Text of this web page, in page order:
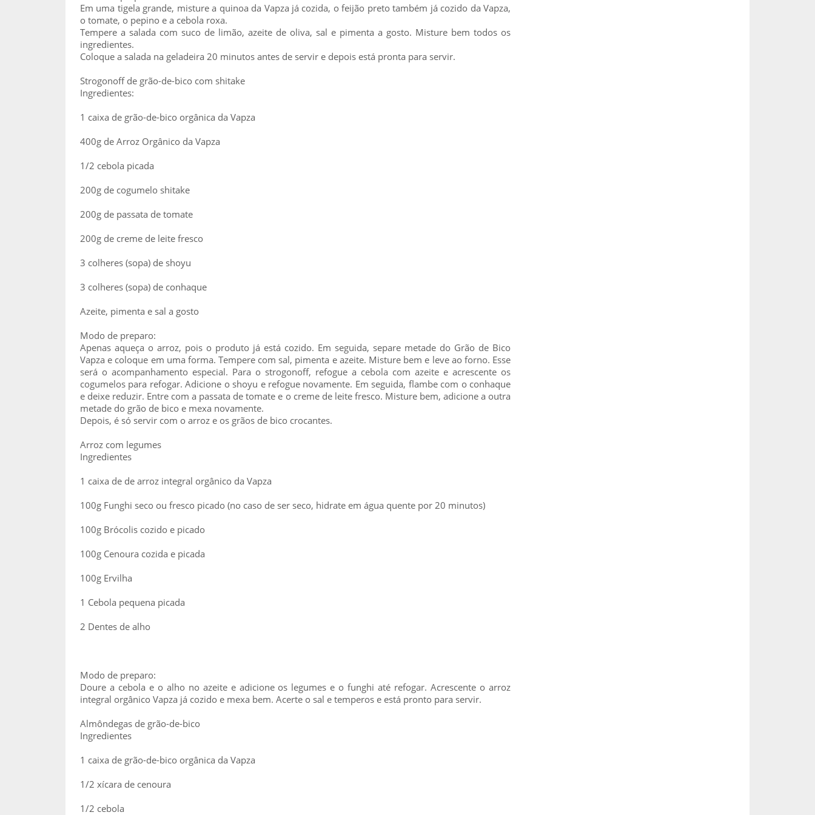
Em uma tigela grande, misture a quinoa da Vapza já cozida, o feijão preto também já cozido da Vapza,
o tomate, o pepino e a cebola roxa.
Tempere a salada com suco de limão, azeite de oliva, sal e pimenta a gosto. Misture bem todos os
ingredientes.
Coloque a salada na geladeira 20 minutos antes de servir e depois está pronta para servir.
Strogonoff de grão-de-bico com shitake
Ingredientes:
1 caixa de grão-de-bico orgânica da Vapza
400g de Arroz Orgânico da Vapza
1/2 cebola picada
200g de cogumelo shitake
200g de passata de tomate
200g de creme de leite fresco
3 colheres (sopa) de shoyu
3 colheres (sopa) de conhaque
Azeite, pimenta e sal a gosto
Modo de preparo:
Apenas aqueça o arroz, pois o produto já está cozido. Em seguida, separe metade do Grão de Bico
Vapza e coloque em uma forma. Tempere com sal, pimenta e azeite. Misture bem e leve ao forno. Esse
será o acompanhamento especial. Para o strogonoff, refogue a cebola com azeite e acrescente os
cogumelos para refogar. Adicione o shoyu e refogue novamente. Em seguida, flambe com o conhaque
e deixe reduzir. Entre com a passata de tomate e o creme de leite fresco. Misture bem, adicione a outra
metade do grão de bico e mexa novamente.
Depois, é só servir com o arroz e os grãos de bico crocantes.
Arroz com legumes
Ingredientes
1 caixa de de arroz integral orgânico da Vapza
100g Funghi seco ou fresco picado (no caso de ser seco, hidrate em água quente por 20 minutos)
100g Brócolis cozido e picado
100g Cenoura cozida e picada
100g Ervilha
1 Cebola pequena picada
2 Dentes de alho
Modo de preparo:
Doure a cebola e o alho no azeite e adicione os legumes e o funghi até refogar. Acrescente o arroz
integral orgânico Vapza já cozido e mexa bem. Acerte o sal e temperos e está pronto para servir.
Almôndegas de grão-de-bico
Ingredientes
1 caixa de grão-de-bico orgânica da Vapza
1/2 xícara de cenoura
1/2 cebola